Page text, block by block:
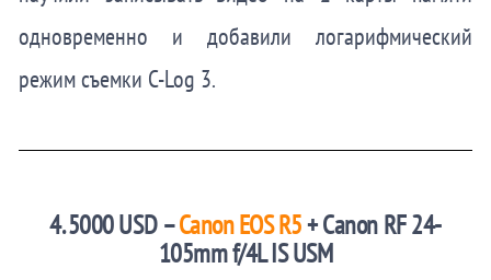
одновременно и добавили логарифмический
режим съемки C-Log 3.
4. 5000 USD –Canon EOS R5+ Canon RF 24-
105mm f/4L IS USM